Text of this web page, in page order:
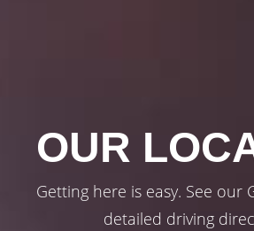
OUR
Getting here is easy. See our
detailed driving